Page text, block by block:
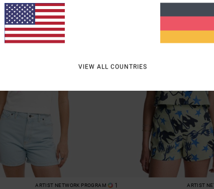
ARTIST NETWORK PROGRAM 1 ARTIST
VIEW ALL COUNTRIES